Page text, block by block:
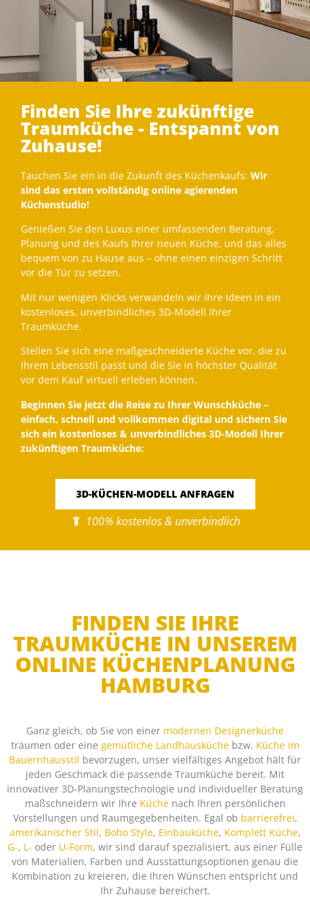
Finden Sie Ihre zukünftige
Traumküche - Entspannt von
Zuhause!
Tauchen Sie ein in die Zukunft des Küchenkaufs: Wir
sind das ersten vollständig online agierenden
Küchenstudio!
Genießen Sie den Luxus einer umfassenden Beratung,
Planung und des Kaufs Ihrer neuen Küche, und das alles
bequem von zu Hause aus – ohne einen einzigen Schritt
vor die Tür zu setzen.
Mit nur wenigen Klicks verwandeln wir Ihre Ideen in ein
kostenloses, unverbindliches 3D-Modell Ihrer
Traumküche.
Stellen Sie sich eine maßgeschneiderte Küche vor, die zu
Ihrem Lebensstil passt und die Sie in höchster Qualität
vor dem Kauf virtuell erleben können.
Beginnen Sie jetzt die Reise zu Ihrer Wunschküche –
einfach, schnell und vollkommen digital und sichern Sie
sich ein kostenloses & unverbindliches 3D-Modell Ihrer
zukünftigen Traumküche:
3D-KÜCHEN-MODELL ANFRAGEN
100% kostenlos & unverbindlich
FINDEN SIE IHRE
TRAUMKÜCHE IN UNSEREM
ONLINE KÜCHENPLANUNG
HAMBURG
Ganz gleich, ob Sie von einer modernen Designerküche
träumen oder eine gemütliche Landhausküchebzw. Küche im
Bauernhausstil bevorzugen, unser vielfältiges Angebot hält für
jeden Geschmack die passende Traumküche bereit. Mit
innovativer 3D-Planungstechnologie und individueller Beratung
maßschneidern wir Ihre Küchenach Ihren persönlichen
Vorstellungen und Raumgegebenheiten. Egal ob barrierefrei,
amerikanischer Stil, Boho Style, Einbauküche, Komplett Küche,
G-, L- oder U-Form, wir sind darauf spezialisiert, aus einer Fülle
von Materialien, Farben und Ausstattungsoptionen genau die
Kombination zu kreieren, die Ihren Wünschen entspricht und
Ihr Zuhause bereichert.